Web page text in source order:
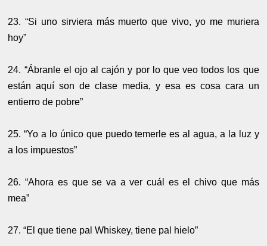
23. “Si uno sirviera más muerto que vivo, yo me muriera
hoy”
24. “Ábranle el ojo al cajón y por lo que veo todos los que
están aquí son de clase media, y esa es cosa cara un
entierro de pobre”
25. “Yo a lo único que puedo temerle es al agua, a la luz y
a los impuestos”
26. “Ahora es que se va a ver cuál es el chivo que más
mea”
27. “El que tiene pal Whiskey, tiene pal hielo”